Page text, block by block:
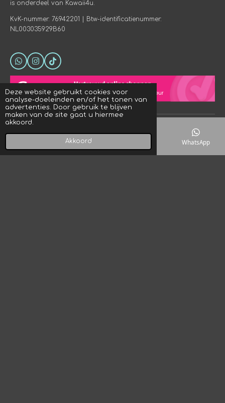
Deze website gebruikt cookies voor
analyse-doeleinden en/of het tonen van
advertenties. Door gebruik te blijven
maken van de site gaat u hiermee
akkoord.
Akkoord
is onderdeel van Kawaii4u.
KvK-nummer: 76942201 | Btw-identificatienummer:
NL003035929B60
W
h
s
A
p
p
I
n
a
g
r
a
T
i
o
k
© 2023 - 2026 Crystal Rock! Designs
Powered byJouwWeb
Telefoonnummer WhatsApp